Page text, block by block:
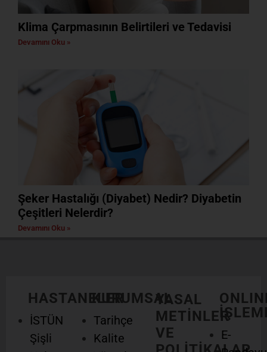
Klima Çarpmasının Belirtileri ve Tedavisi
Devamını Oku »
Şeker Hastalığı (Diyabet) Nedir? Diyabetin
Çeşitleri Nelerdir?
Devamını Oku »
HASTANELER
İSTÜN
Şişli
KURUMSAL
Tarihçe
Kalite
YASAL
METİNLER
VE
E-